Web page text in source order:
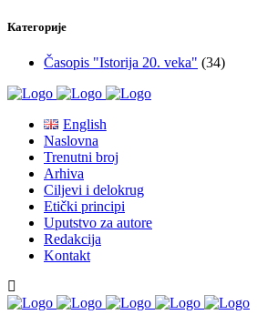
Категорије
Časopis "Istorija 20. veka" (34)
English
Naslovna
Trenutni broj
Arhiva
Ciljevi i delokrug
Etički principi
Uputstvo za autore
Redakcija
Kontakt